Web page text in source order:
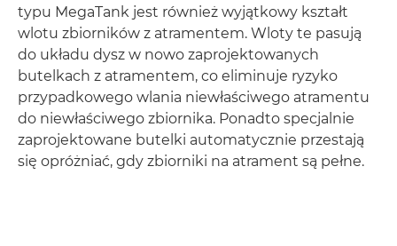
typu MegaTank jest również wyjątkowy kształt
wlotu zbiorników z atramentem. Wloty te pasują
do układu dysz w nowo zaprojektowanych
butelkach z atramentem, co eliminuje ryzyko
przypadkowego wlania niewłaściwego atramentu
do niewłaściwego zbiornika. Ponadto specjalnie
zaprojektowane butelki automatycznie przestają
się opróżniać, gdy zbiorniki na atrament są pełne.